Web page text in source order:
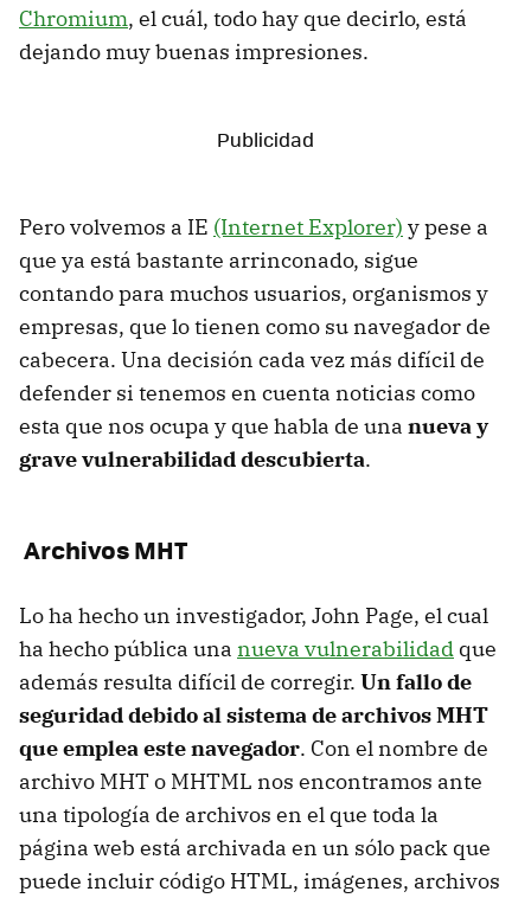
Chromium, el cuál, todo hay que decirlo, está
dejando muy buenas impresiones.
Pero volvemos a IE (Internet Explorer) y pese a
que ya está bastante arrinconado, sigue
contando para muchos usuarios, organismos y
empresas, que lo tienen como su navegador de
cabecera. Una decisión cada vez más difícil de
defender si tenemos en cuenta noticias como
esta que nos ocupa y que habla de una nueva y
grave vulnerabilidad descubierta.
Archivos MHT
Lo ha hecho un investigador, John Page, el cual
ha hecho pública una nueva vulnerabilidad que
además resulta difícil de corregir. Un fallo de
seguridad debido al sistema de archivos MHT
que emplea este navegador. Con el nombre de
archivo MHT o MHTML nos encontramos ante
una tipología de archivos en el que toda la
página web está archivada en un sólo pack que
puede incluir código HTML, imágenes, archivos